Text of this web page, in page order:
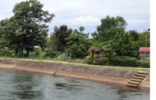
địa đầu tiên
bay thử